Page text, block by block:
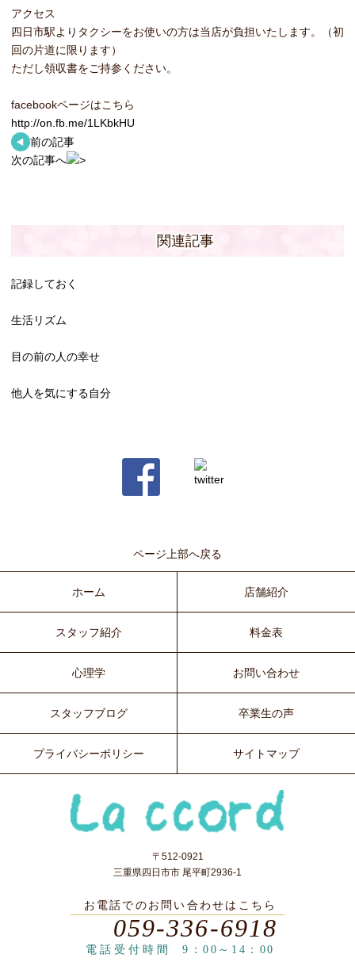
アクセス
四日市駅よりタクシーをお使いの方は当店が負担いたします。（初
回の片道に限ります）
ただし領収書をご持参ください。
facebookページはこちら
http://on.fb.me/1LKbkHU
前の記事
次の記事へ
関連記事
記録しておく
生活リズム
目の前の人の幸せ
他人を気にする自分
ページ上部へ戻る
ホーム 店舗紹介
スタッフ紹介 料金表
心理学 お問い合わせ
スタッフブログ 卒業生の声
プライバシーポリシー サイトマップ
〒512-0921
三重県四日市市 尾平町2936-1
お電話でのお問い合わせはこちら
059-336-6918
電話受付時間 9：00～14：00